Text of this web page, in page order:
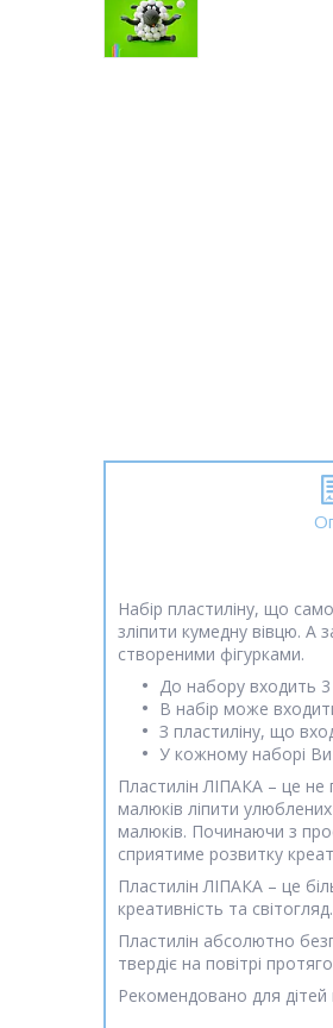
Набір пластиліну, що
зліпити кумедну вівцю. А
створеними фігурками.
До набору входить 3
В набір може
З пластиліну, що
У кожному наборі Ви
Пластилін ЛІПАКА – це не
малюків ліпити
малюків. Починаючи з
сприятиме розвитку
Пластилін ЛІПАКА – це
креативність та світогляд.
Пластилін абсолютно
твердіє на повітрі
Рекомендовано для дітей